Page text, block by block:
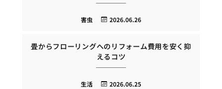
2026.06.26
害虫
畳からフローリングへのリフォーム費用を安く抑
えるコツ
2026.06.25
生活